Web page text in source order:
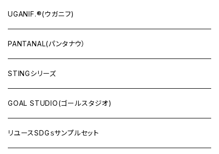
UGANIF.®(ウガニフ)
PANTANAL(パンタナウ）
STINGシリーズ
GOAL STUDIO(ゴールスタジオ)
リユースSDGｓサンプルセット